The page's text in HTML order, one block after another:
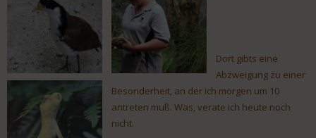
Dort gibts eine
Abzweigung zu einer
Besonderheit, an der ich morgen um 10
antreten muß. Was, verate ich heute noch
nicht.